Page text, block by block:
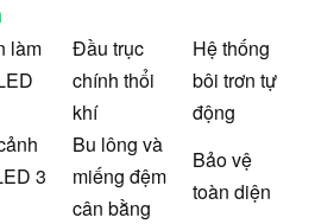
làm
Đầu trục
chính thổi
khí
Hệ thống
bôi trơn tự
động
3
Bu lông và
miếng đệm
cân bằng
Bảo vệ
toàn diện